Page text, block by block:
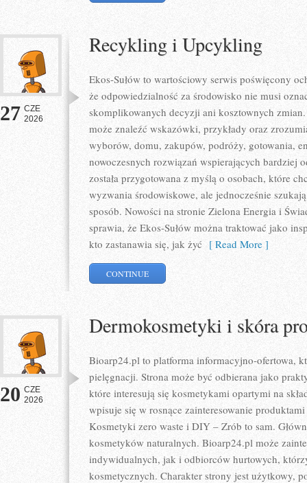
27 CZE
2026
Recykling i Upcykling
Ekos-Sułów to wartościowy serwis poświęcony
że odpowiedzialność za środowisko nie musi
skomplikowanych decyzji ani kosztownych
może znaleźć wskazówki, przykłady oraz
wyborów, domu, zakupów, podróży, gotowania,
nowoczesnych rozwiązań wspierających bardziej
została przygotowana z myślą o osobach, które
wyzwania środowiskowe, ale jednocześnie
sposób. Nowości na stronie Zielona Energia i
sprawia, że Ekos-Sułów można traktować jako
kto zastanawia się, jak żyć [ Read More ]
CONTINUE
20 CZE
2026
Dermokosmetyki i skóra
Bioarp24.pl to platforma informacyjno-ofertowa,
pielęgnacji. Strona może być odbierana jako
które interesują się kosmetykami opartymi na
wpisuje się w rosnące zainteresowanie
Kosmetyki zero waste i DIY – Zrób to sam.
kosmetyków naturalnych. Bioarp24.pl może
indywidualnych, jak i odbiorców hurtowych,
kosmetycznych. Charakter strony jest użytkowy,